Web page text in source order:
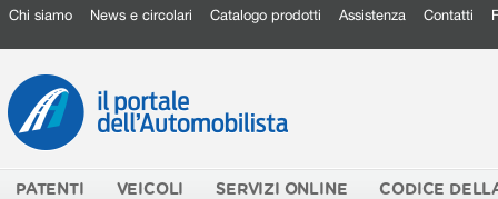
Chi siamo News e circolari Catalogo prodotti Assistenza Contatti
PATENTI VEICOLI SERVIZI ONLINE CODICE